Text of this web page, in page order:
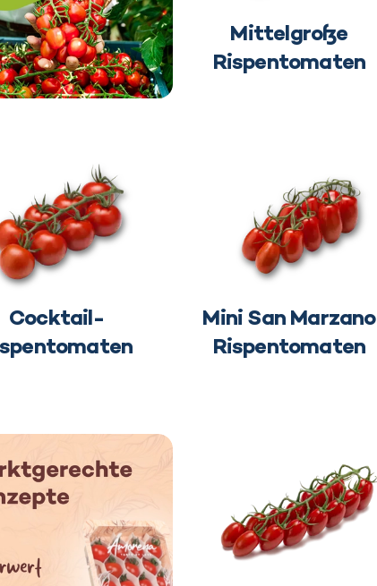
Mittelgroße
Rispentomaten
Cocktail-
Mini San Marzano
Rispentomaten
Konzepte - Mit Mehrwert